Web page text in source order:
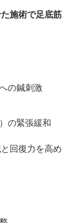
施術で足底筋
の鍼刺激
の緊張緩和
回復力を高め